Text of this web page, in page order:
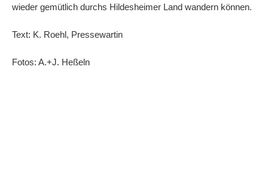
wieder gemütlich durchs Hildesheimer Land wandern können.
Text: K. Roehl, Pressewartin
Fotos: A.+J. Heßeln